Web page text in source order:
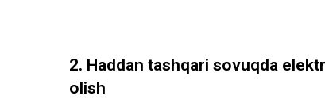
2. Haddan tashqari sovuqda
olish